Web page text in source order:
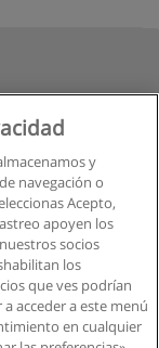
y
navegación o
Acepto,
apoyen los
socios
los
que ves podrían
acceder a este menú
en cualquier